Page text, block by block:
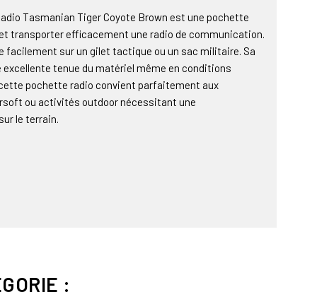
Tasmanian Tiger Coyote Brown est une pochette
transporter efficacement une radio de communication.
facilement sur un gilet tactique ou un sac militaire. Sa
tenue du matériel même en conditions
pochette radio convient parfaitement aux
ou activités outdoor nécessitant une
le terrain.
: